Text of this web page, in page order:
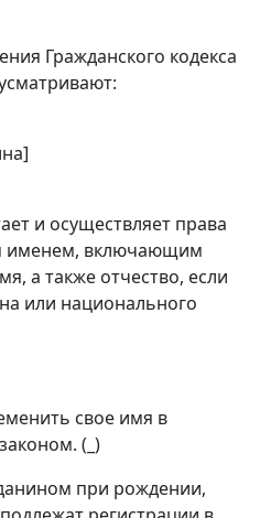
Гражданского кодекса
и осуществляет права
именем, включающим
а также отчество, если
или национального
свое имя в
(_)
при рождении,